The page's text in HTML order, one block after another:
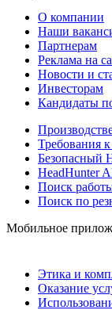
О компании
Наши
Партнерам
Реклама на
Новости и
Инвесторам
Кандидаты
Требования
Безопасный
HeadHunter
Поиск
Поиск по
Мобильное
Этика и
Оказание